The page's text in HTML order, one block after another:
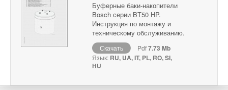
Буферные баки-накопители
Bosch серии BT50 HP.
Инструкция по монтажу и
техническому обслуживанию.
Скачать Pdf7.73 Mb
Язык: RU, UA, IT, PL, RO, SI,
HU